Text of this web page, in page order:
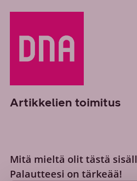
Artikkelien toimitus
Mitä mieltä olit tästä
Palautteesi on tärkeää!